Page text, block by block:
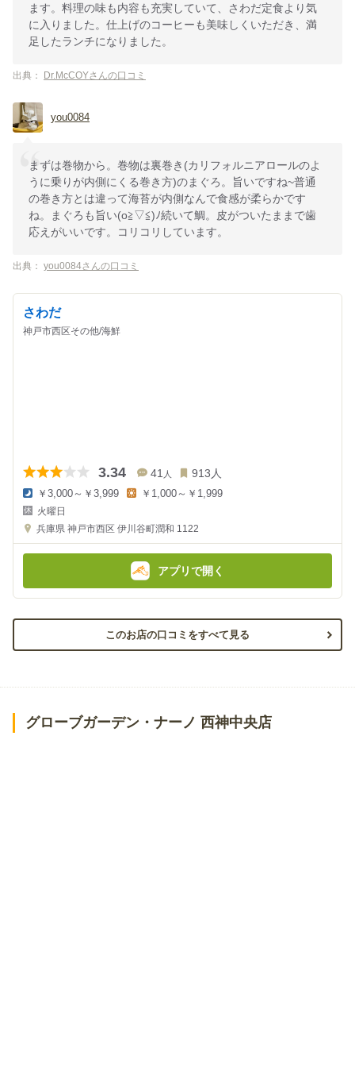
ます。料理の味も内容も充実していて、さわだ定食より気
に入りました。仕上げのコーヒーも美味しくいただき、満
足したランチになりました。
出典： Dr.McCOYさんの口コミ
you0084
まずは巻物から。巻物は裏巻き(カリフォルニアロールのよ
うに乗りが内側にくる巻き方)のまぐろ。旨いですね~普通
の巻き方とは違って海苔が内側なんで食感が柔らかです
ね。まぐろも旨い(o≧▽≦)ﾉ続いて鯛。皮がついたままで歯
応えがいいです。コリコリしています。
出典： you0084さんの口コミ
さわだ
神戸市西区その他/海鮮
3.34 41 人 913 人
夜
の
金
￥3,000～￥3,999
金
額
￥1,000～￥1,999
火曜日
兵庫県 神戸市西区 伊川谷町潤和 1122
アプリで開く
このお店の口コミをすべて見る
グローブガーデン・ナーノ 西神中央店